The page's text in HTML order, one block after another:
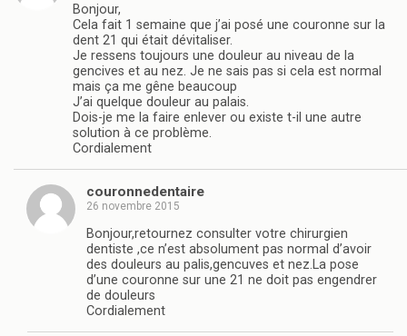
Bonjour,
Cela fait 1 semaine que j’ai posé une couronne sur la
dent 21 qui était dévitaliser.
Je ressens toujours une douleur au niveau de la
gencives et au nez. Je ne sais pas si cela est normal
mais ça me gêne beaucoup
J’ai quelque douleur au palais.
Dois-je me la faire enlever ou existe t-il une autre
solution à ce problème.
Cordialement
couronnedentaire
26 novembre 2015
Bonjour,retournez consulter votre chirurgien
dentiste ,ce n’est absolument pas normal d’avoir
des douleurs au palis,gencuves et nez.La pose
d’une couronne sur une 21 ne doit pas engendrer
de douleurs
Cordialement